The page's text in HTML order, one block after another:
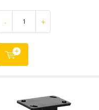
- +